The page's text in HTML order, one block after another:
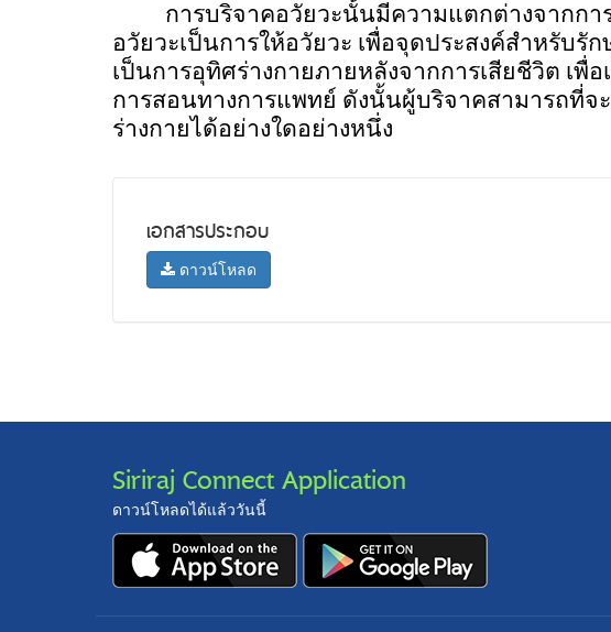
การบริจาคอวัยวะนั้นมีความแตกต่างจากกา
อวัยวะเป็นการให้อวัยวะ เพื่อจุดประสงค์สำหรับรั
เป็นการอุทิศร่างกายภายหลังจากการเสียชีวิต เพื่
การสอนทางการแพทย์ ดังนั้นผู้บริจาคสามารถที่จ
ร่างกายได้อย่างใดอย่างหนึ่ง
เอกสารประกอบ
ดาวน์โหลด
Siriraj Connect Application
ดาวน์โหลดได้แล้ววันนี้